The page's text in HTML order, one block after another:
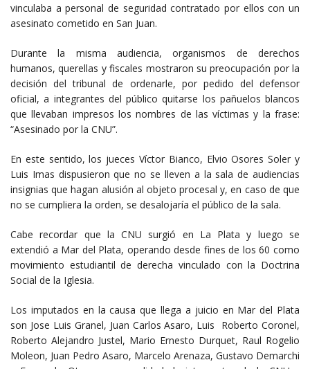
vinculaba a personal de seguridad contratado por ellos con un
asesinato cometido en San Juan.
Durante la misma audiencia, organismos de derechos
humanos, querellas y fiscales mostraron su preocupación por la
decisión del tribunal de ordenarle, por pedido del defensor
oficial, a integrantes del público quitarse los pañuelos blancos
que llevaban impresos los nombres de las víctimas y la frase:
“Asesinado por la CNU”.
En este sentido, los jueces Víctor Bianco, Elvio Osores Soler y
Luis Imas dispusieron que no se lleven a la sala de audiencias
insignias que hagan alusión al objeto procesal y, en caso de que
no se cumpliera la orden, se desalojaría el público de la sala.
Cabe recordar que la CNU surgió en La Plata y luego se
extendió a Mar del Plata, operando desde fines de los 60 como
movimiento estudiantil de derecha vinculado con la Doctrina
Social de la Iglesia.
Los imputados en la causa que llega a juicio en Mar del Plata
son Jose Luis Granel, Juan Carlos Asaro, Luis Roberto Coronel,
Roberto Alejandro Justel, Mario Ernesto Durquet, Raul Rogelio
Moleon, Juan Pedro Asaro, Marcelo Arenaza, Gustavo Demarchi